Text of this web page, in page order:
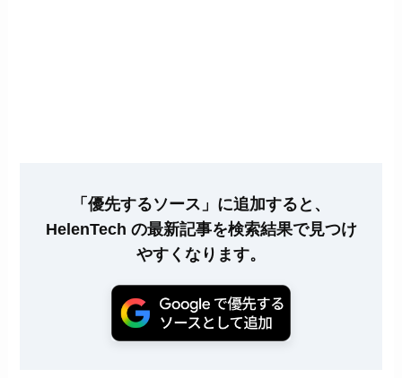
「優先するソース」に追加すると、
HelenTech の最新記事を検索結果で見つけ
やすくなります。